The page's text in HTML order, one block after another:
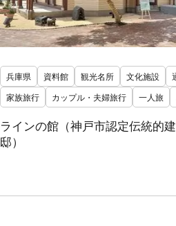
兵庫県 資料館 観光名所 文化施設
家族旅行
カップル・夫婦旅行 一人旅
ラインの館（神戸市認定伝統的
邸）